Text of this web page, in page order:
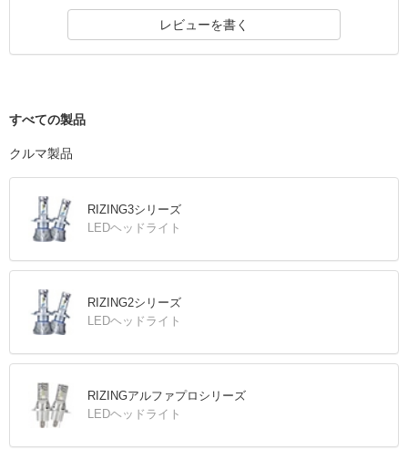
レビューを書く
すべての製品
クルマ製品
RIZING3シリーズ
LEDヘッドライト
RIZING2シリーズ
LEDヘッドライト
RIZINGアルファプロシリーズ
LEDヘッドライト